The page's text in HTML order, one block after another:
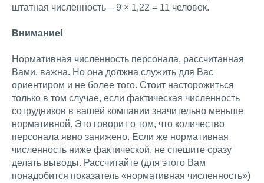
штатная численность – 9 × 1,22 = 11 человек.
Внимание!
Нормативная численность персонала, рассчитанная
Вами, важна. Но она должна служить для Вас
ориентиром и не более того. Стоит насторожиться
только в том случае, если фактическая численность
сотрудников в вашей компании значительно меньше
нормативной. Это говорит о том, что количество
персонала явно занижено. Если же нормативная
численность ниже фактической, не спешите сразу
делать выводы. Рассчитайте (для этого Вам
понадобится показатель «нормативная численность»)